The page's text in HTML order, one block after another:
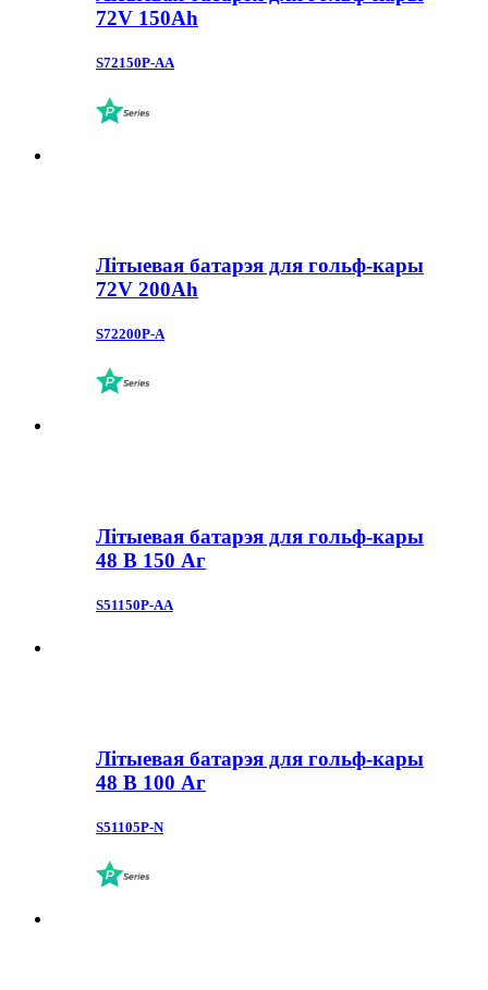
72V 150Ah
S72150P-AA
Літыевая батарэя для гольф-кары
72V 200Ah
S72200P-A
Літыевая батарэя для гольф-кары
48 В 150 Аг
S51150P-AA
Літыевая батарэя для гольф-кары
48 В 100 Аг
S51105P-N